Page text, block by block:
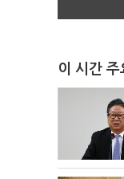
이 시간 주